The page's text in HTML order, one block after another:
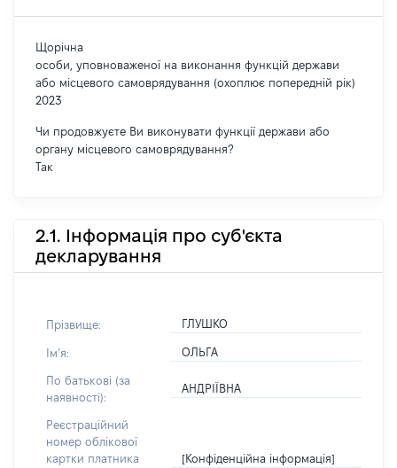
Щорічна
особи, уповноваженої на виконання функцій держави
або місцевого самоврядування (охоплює попередній рік)
2023
Чи продовжуєте Ви виконувати функції держави або
органу місцевого самоврядування?
Так
2.1. Інформація про суб'єкта
декларування
Прізвище: ГЛУШКО
Імʼя: ОЛЬГА
По батькові (за
наявності):
АНДРІЇВНА
Реєстраційний
номер облікової
картки платника
[Конфіденційна інформація]